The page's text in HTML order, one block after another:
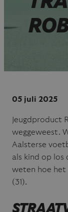
05 juli 2025
Jeugdproduct
weggeweest.
Aalsterse
als kind op los
weten hoe het
(31).